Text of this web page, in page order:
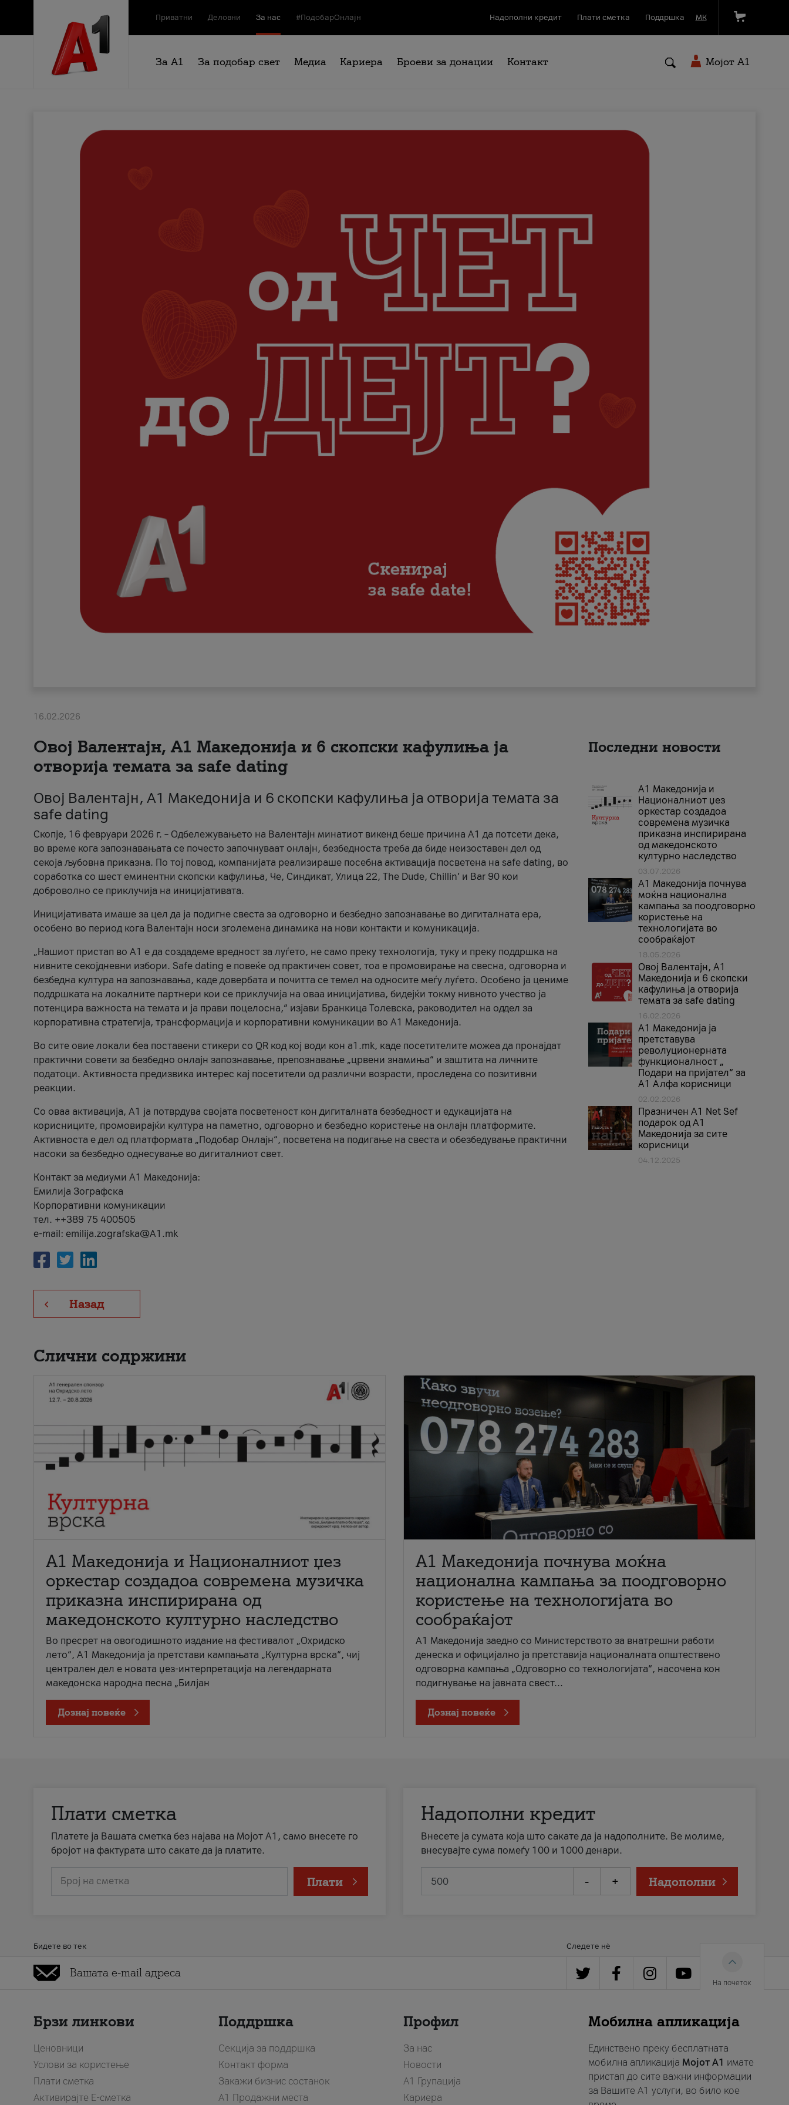
Приватни Деловни За нас #ПодобарОнлајн Надополни кредит Плати сметка Поддршка МК
За А1 За подобар свет Медиа Кариера Броеви за донации Контакт Мојот A1
16.02.2026
Овој Валентајн, A1 Македонија и 6 скопски кафулиња ја
отворија темата за safe dating
Овој Валентајн, A1 Македонија и 6 скопски кафулиња ја отворија темата за
safe dating
Скопје, 16 февруари 2026 г. – Одбележувањето на Валентајн минатиот викенд беше причина А1 да потсети дека,
во време кога запознавањата се почесто започнуваат онлајн, безбедноста треба да биде неизоставен дел од
секоја љубовна приказна. По тој повод, компанијата реализираше посебна активација посветена на safe dating, во
соработка со шест еминентни скопски кафулиња, Че, Синдикат, Улица 22, The Dude, Chillin’ и Bar 90 кои
доброволно се приклучија на иницијативата.
Иницијативата имаше за цел да ја подигне свеста за одговорно и безбедно запознавање во дигиталната ера,
особено во период кога Валентајн носи зголемена динамика на нови контакти и комуникација.
„Нашиот пристап во А1 е да создадеме вредност за луѓето, не само преку технологија, туку и преку поддршка на
нивните секојдневни избори. Safe dating е повеќе од практичен совет, тоа е промовирање на свесна, одговорна и
безбедна култура на запознавања, каде довербата и почитта се темел на односите меѓу луѓето. Особено ја цениме
поддршката на локалните партнери кои се приклучија на оваа иницијатива, бидејќи токму нивното учество ја
потенцира важноста на темата и ја прави поцелосна,“ изјави Бранкица Толевска, раководител на оддел за
корпоративна стратегија, трансформација и корпоративни комуникации во А1 Македонија.
Во сите овие локали беа поставени стикери со QR код кој води кон a1.mk, каде посетителите можеа да пронајдат
практични совети за безбедно онлајн запознавање, препознавање „црвени знамиња“ и заштита на личните
податоци. Активноста предизвика интерес кај посетители од различни возрасти, проследена со позитивни
реакции.
Со оваа активација, А1 ја потврдува својата посветеност кон дигиталната безбедност и едукацијата на
корисниците, промовирајќи култура на паметно, одговорно и безбедно користење на онлајн платформите.
Активноста е дел од платформата „Подобар Онлајн“, посветена на подигање на свеста и обезбедување практични
насоки за безбедно однесување во дигиталниот свет.
Контакт за медиуми А1 Македонија:
Емилија Зографска
Корпоративни комуникации
тел. ++389 75 400505
e-mail: emilija.zografska@A1.mk
Назад
Последни новости
А1 Македонија и
Националниот џез
оркестар создадоа
современа музичка
приказна инспирирана
од македонското
културно наследство
03.07.2026
A1 Македонија почнува
моќна национална
кампања за поодговорно
користење на
технологијата во
сообраќајот
18.05.2026
Овој Валентајн, A1
Македонија и 6 скопски
кафулиња ја отворија
темата за safe dating
16.02.2026
А1 Македонија ја
претставува
револуционерната
функционалност „
Подари на пријател“ за
А1 Алфа корисници
02.02.2026
Празничен A1 Net Sеf
подарок од А1
Македонија за сите
корисници
04.12.2025
Слични содржини
А1 Македонија и Националниот џез
оркестар создадоа современа музичка
приказна инспирирана од
македонското културно наследство
Во пресрет на овогодишното издание на фестивалот „Охридско
лето“, А1 Македонија ја претстави кампањата „Културна врска“, чиј
централен дел е новата џез-интерпретација на легендарната
македонска народна песна „Билјан
Дознај повеќе
A1 Македонија почнува моќна
национална кампања за поодговорно
користење на технологијата во
сообраќајот
A1 Македонија заедно со Министерството за внатрешни работи
денеска и официјално ја претставија националната општествено
одговорна кампања „Одговорно со технологијата“, насочена кон
подигнување на јавната свест...
Дознај повеќе
Плати сметка
Платете ја Вашата сметка без најава на Мојот А1, само внесете го
бројот на фактурата што сакате да ја платите.
Број на сметка Плати
Надополни кредит
Внесете ја сумата која што сакате да ја надополните. Ве молиме,
внесувајте сума помеѓу 100 и 1000 денари.
- + Надополни
Бидете во тек Следете нè
На почеток
Брзи линкови
Ценовници
Услови за користење
Плати сметка
Активирајте Е-сметка
Поддршка
Секција за поддршка
Контакт форма
Закажи бизнис состанок
A1 Продажни места
Профил
За нас
Новости
А1 Групација
Кариера
Мобилна апликација
Единствено преку бесплатната
мобилна апликација Мојот A1 имате
пристап до сите важни информации
за Вашите A1 услуги, во било кое